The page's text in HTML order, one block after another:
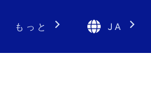
もっと JA